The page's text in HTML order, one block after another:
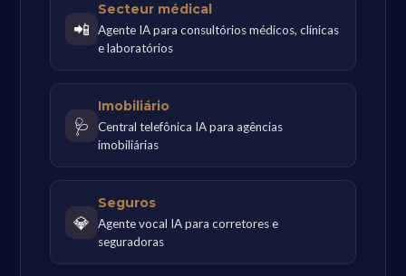
📲
Secteur médical
Agente IA para consultórios médicos, clínicas
e laboratórios
🩺
Imobiliário
Central telefônica IA para agências
imobiliárias
💎
Seguros
Agente vocal IA para corretores e
seguradoras